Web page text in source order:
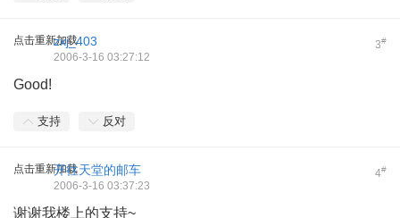
点击重新加载 3#
zxj_403
2006-3-16 03:27:12
Good!
支持 反对
点击重新加载 4#
开往天堂的邮车
2006-3-16 03:37:23
谢谢我楼上的支持~